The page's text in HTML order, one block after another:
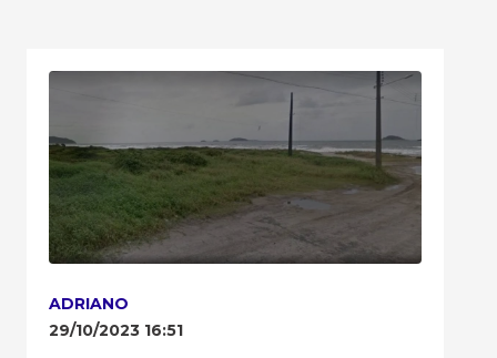
ADRIANO
29/10/2023 16:51